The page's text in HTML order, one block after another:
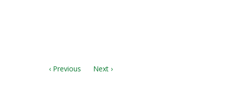
‹ Previous
Next ›